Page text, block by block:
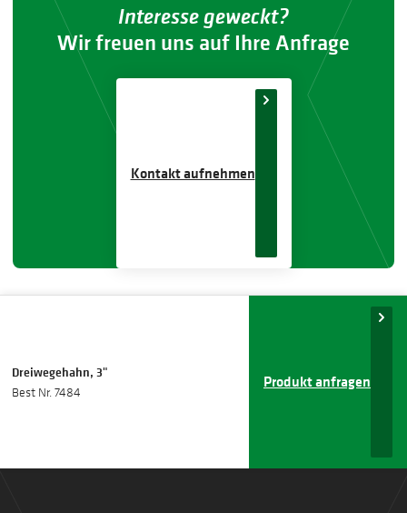
Interesse geweckt?
Wir freuen uns auf Ihre Anfrage
Kontakt aufnehmen
Dreiwegehahn, 3"
Best Nr. 7484
Produkt anfragen